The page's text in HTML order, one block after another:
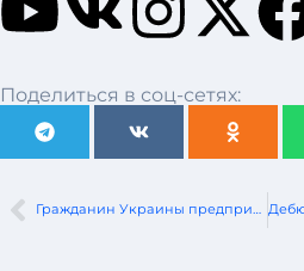
Поделиться в соц-сетях:
Гражданин Украины предпринял неудачную попытку вывоза из РБ более 55 тыс. долларов США